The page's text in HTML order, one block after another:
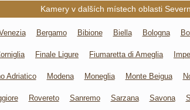
Kamery v dalších místech oblasti
Bergamo Bibione Biella Bologna
Finale Ligure Fiumaretta di Ameglia
Adriatico Modena Moneglia Monte Beigua
Rovereto Sanremo Sarzana Savona